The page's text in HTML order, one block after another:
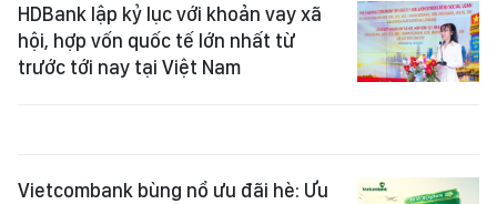
HDBank lập kỷ lục với khoản vay xã
hội, hợp vốn quốc tế lớn nhất từ
trước tới nay tại Việt Nam
Vietcombank bùng nổ ưu đãi hè: Ưu